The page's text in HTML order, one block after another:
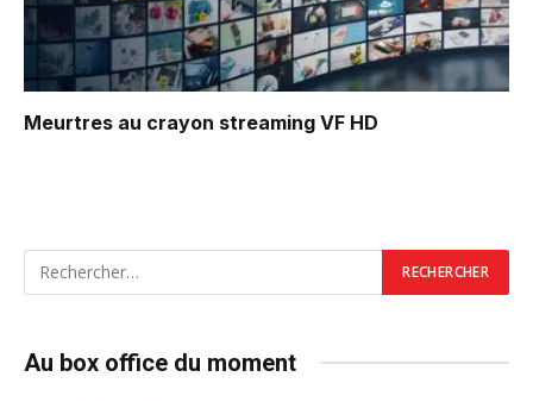
Meurtres au crayon streaming VF HD
Au box office du moment